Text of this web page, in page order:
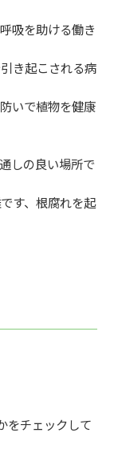
吸を助ける働き
き起こされる病
いで植物を健康
しの良い場所で
す、根腐れを起
をチェックして